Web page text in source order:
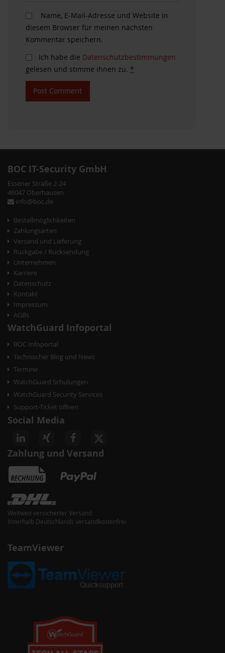
Name, E-Mail-Adresse und Website in
diesem Browser für meinen nächsten
Kommentar speichern.
Ich habe die Datenschutzbestimmungen
gelesen und stimme ihnen zu. *
BOC IT-Security GmbH
Essener Straße 2-24
46047 Oberhausen
info@boc.de
Bestellmöglichkeiten
Zahlungsarten
Versand und Lieferung
Rückgabe / Rücksendung
Unternehmen
Karriere
Datenschutz
Kontakt
Impressum
AGBs
WatchGuard Infoportal
BOC Infoportal
Technischer Blog und News
Termine
WatchGuard Schulungen
WatchGuard Security Services
Support-Ticket öffnen
Social Media
Zahlung und Versand
Weltweit versicherter Versand
Innerhalb Deutschlands versandkostenfrei
TeamViewer